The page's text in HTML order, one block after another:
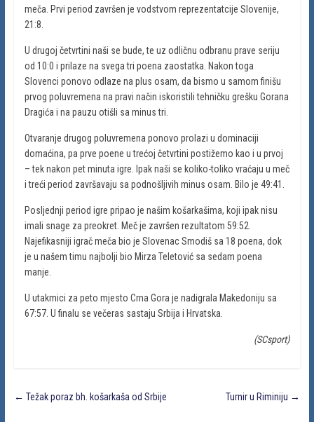
meča. Prvi period završen je vodstvom reprezentatcije Slovenije,
21:8.
U drugoj četvrtini naši se bude, te uz odličnu odbranu prave seriju
od 10:0 i prilaze na svega tri poena zaostatka. Nakon toga
Slovenci ponovo odlaze na plus osam, da bismo u samom finišu
prvog poluvremena na pravi način iskoristili tehničku grešku Gorana
Dragića i na pauzu otišli sa minus tri.
Otvaranje drugog poluvremena ponovo prolazi u dominaciji
domaćina, pa prve poene u trećoj četvrtini postižemo kao i u prvoj
– tek nakon pet minuta igre. Ipak naši se koliko-toliko vraćaju u meč
i treći period završavaju sa podnošljivih minus osam. Bilo je 49:41.
Posljednji period igre pripao je našim košarkašima, koji ipak nisu
imali snage za preokret. Meč je završen rezultatom 59:52.
Najefikasniji igrač meča bio je Slovenac Smodiš sa 18 poena, dok
je u našem timu najbolji bio Mirza Teletović sa sedam poena
manje.
U utakmici za peto mjesto Crna Gora je nadigrala Makedoniju sa
67:57. U finalu se večeras sastaju Srbija i Hrvatska.
(SCsport)
← Težak poraz bh. košarkaša od Srbije Turnir u Riminiju →